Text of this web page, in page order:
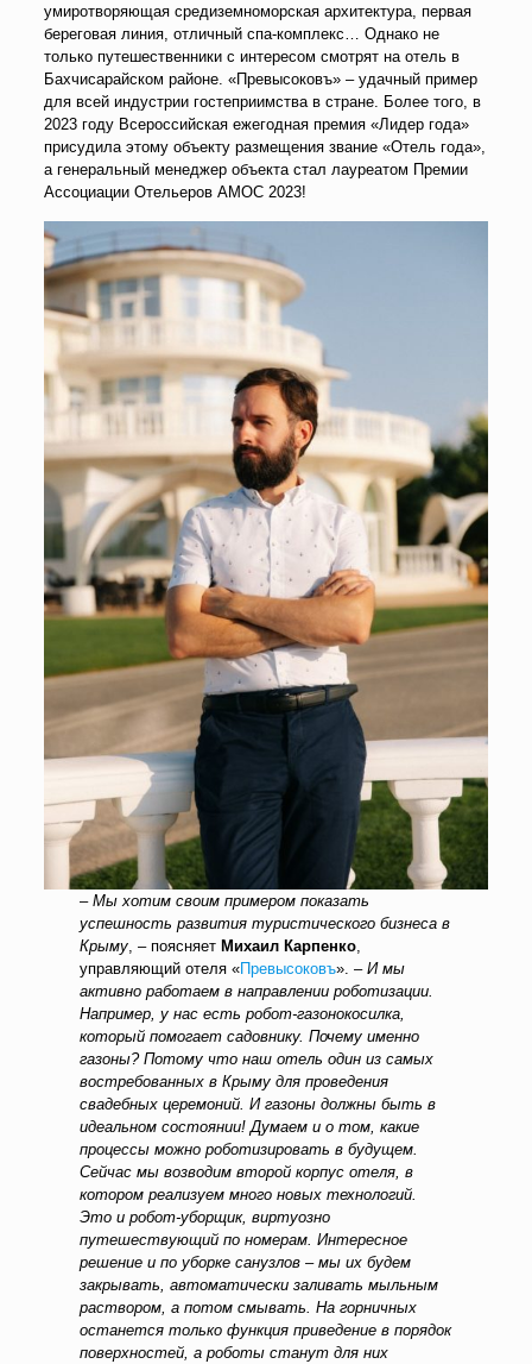
умиротворяющая средиземноморская архитектура, первая
береговая линия, отличный спа-комплекс… Однако не
только путешественники с интересом смотрят на отель в
Бахчисарайском районе. «Превысоковъ» – удачный пример
для всей индустрии гостеприимства в стране. Более того, в
2023 году Всероссийская ежегодная премия «Лидер года»
присудила этому объекту размещения звание «Отель года»,
а генеральный менеджер объекта стал лауреатом Премии
Ассоциации Отельеров АМОС 2023!
–Мы хотим своим примером показать
успешность развития туристического бизнеса в
Крыму, – поясняет Михаил Карпенко,
управляющий отеля «Превысоковъ». – И мы
активно работаем в направлении роботизации.
Например, у нас есть робот-газонокосилка,
который помогает садовнику. Почему именно
газоны? Потому что наш отель один из самых
востребованных в Крыму для проведения
свадебных церемоний. И газоны должны быть в
идеальном состоянии! Думаем и о том, какие
процессы можно роботизировать в будущем.
Сейчас мы возводим второй корпус отеля, в
котором реализуем много новых технологий.
Это и робот-уборщик, виртуозно
путешествующий по номерам. Интересное
решение и по уборке санузлов – мы их будем
закрывать, автоматически заливать мыльным
раствором, а потом смывать. На горничных
останется только функция приведение в порядок
поверхностей, а роботы станут для них